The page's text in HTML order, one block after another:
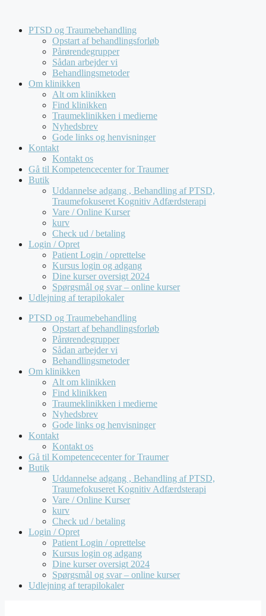
indholdPTSD og Traumebehandling
Opstart af behandlingsforløb
Pårørendegrupper
Sådan arbejder vi
Behandlingsmetoder
Om klinikken
Alt om klinikken
Find klinikken
Traumeklinikken i medierne
Nyhedsbrev
Gode links og henvisninger
Kontakt
Kontakt os
Gå til Kompetencecenter for Traumer
Butik
Uddannelse adgang , Behandling af PTSD,
Traumefokuseret Kognitiv Adfærdsterapi
Vare / Online Kurser
kurv
Check ud / betaling
Login / Opret
Patient Login / oprettelse
Kursus login og adgang
Dine kurser oversigt 2024
Spørgsmål og svar – online kurser
Udlejning af terapilokaler
PTSD og Traumebehandling
Opstart af behandlingsforløb
Pårørendegrupper
Sådan arbejder vi
Behandlingsmetoder
Om klinikken
Alt om klinikken
Find klinikken
Traumeklinikken i medierne
Nyhedsbrev
Gode links og henvisninger
Kontakt
Kontakt os
Gå til Kompetencecenter for Traumer
Butik
Uddannelse adgang , Behandling af PTSD,
Traumefokuseret Kognitiv Adfærdsterapi
Vare / Online Kurser
kurv
Check ud / betaling
Login / Opret
Patient Login / oprettelse
Kursus login og adgang
Dine kurser oversigt 2024
Spørgsmål og svar – online kurser
Udlejning af terapilokaler
behandlerikkehenvendelser fra private.